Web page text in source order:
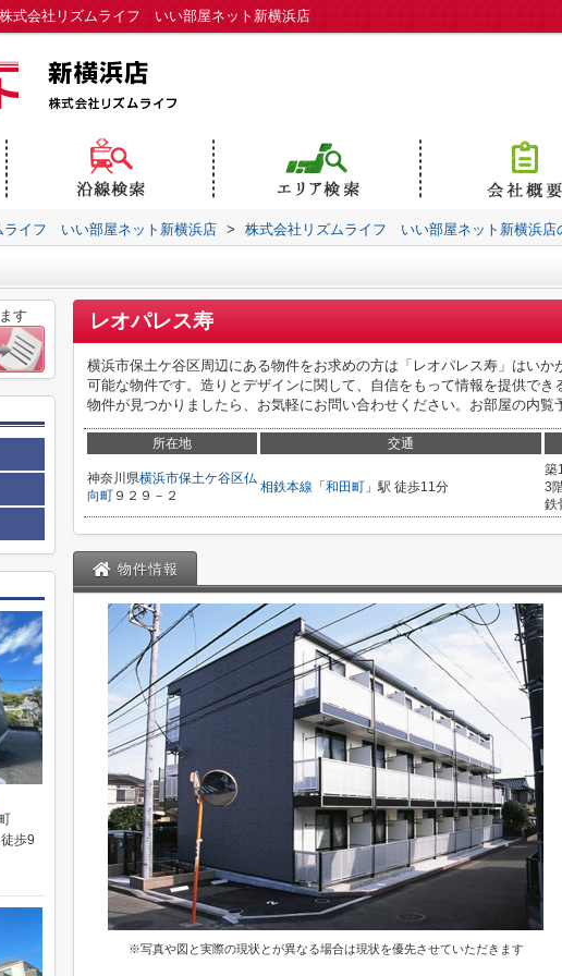
式会社リズムライフ いい部屋ネット新横浜店
ライフ いい部屋ネット新横浜店 > 株式会社リズムライフ いい部屋ネット新横浜店
レオパレス寿
横浜市保土ケ谷区周辺にある物件をお求めの方は「レオパレス寿」はい
可能な物件です。造りとデザインに関して、自信をもって情報を提供で
物件が見つかりましたら、お気軽にお問い合わせください。お部屋の内覧
所在地 交通
神奈川県横浜市保土ケ谷区仏
向町 ９２９－２
相鉄本線 「 和田町 」駅 徒歩11分
築
3
鉄
物件情報
※写真や図と実際の現状とが異なる場合は現状を優先させていただきます
す
歩9